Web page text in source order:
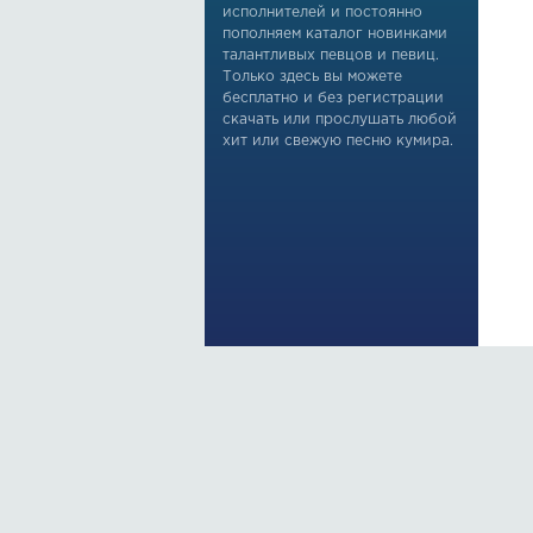
исполнителей и постоянно
пополняем каталог новинками
талантливых певцов и певиц.
Только здесь вы можете
бесплатно и без регистрации
скачать или прослушать любой
хит или свежую песню кумира.